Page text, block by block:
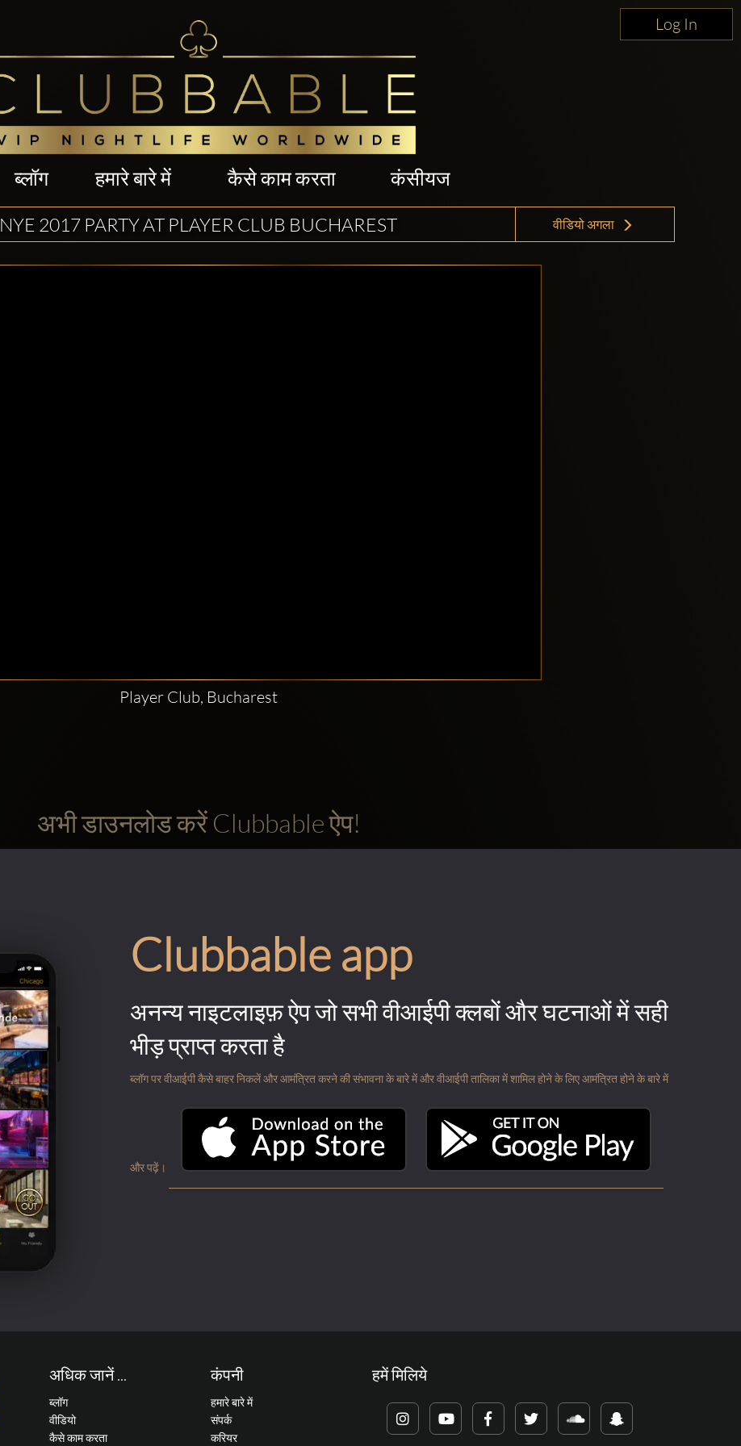
Log In
ब्लॉग हमारे बारे में कैसे काम करता कंसीयज
NYE 2017 PARTY AT PLAYER CLUB BUCHAREST वीडियो अगला
Player Club, Bucharest
अभी डाउनलोड करें Clubbable ऐप!
Clubbable app
अनन्य नाइटलाइफ़ ऐप जो सभी वीआईपी क्लबों और घटनाओं में सही
भीड़ प्राप्त करता है
ब्लॉग पर वीआईपी कैसे बाहर निकलें और आमंत्रित करने की संभावना के बारे में और वीआईपी तालिका में शामिल होने के लिए आमंत्रित होने के बारे में
और पढ़ें।
अधिक जानें ...
ब्लॉग
वीडियो
कैसे काम करता
कंपनी
हमारे बारे में
संपर्क
करियर
हमें मिलिये